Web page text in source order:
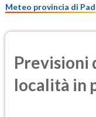
Meteo provincia di
Previsioni
località in